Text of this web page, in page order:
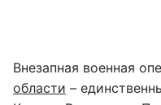
Внезапная военная
области –